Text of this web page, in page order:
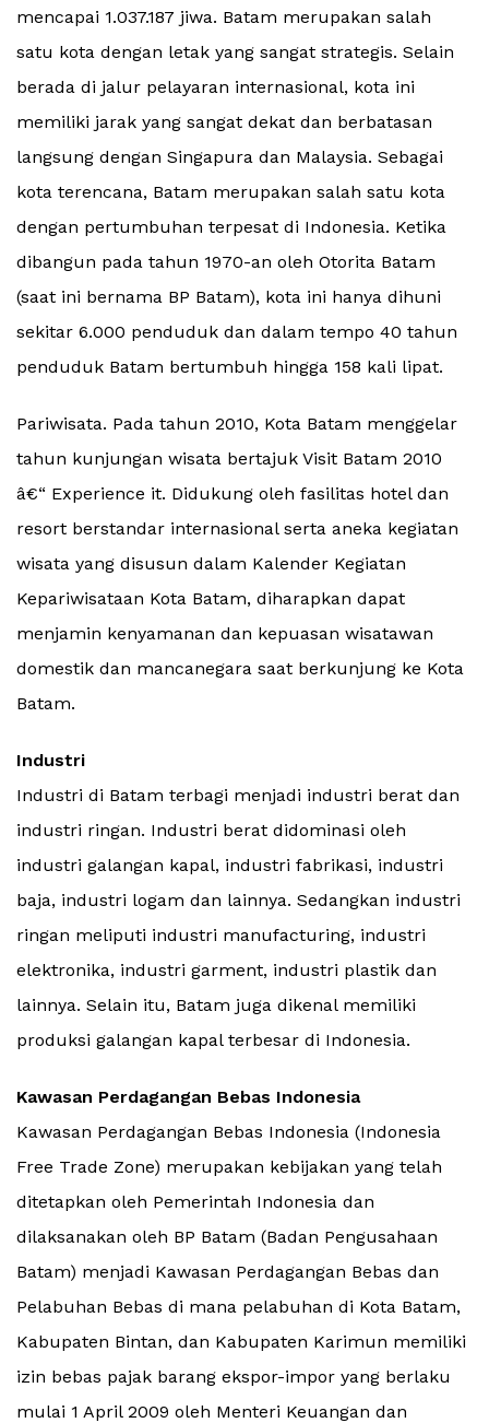
mencapai 1.037.187 jiwa. Batam merupakan salah
satu kota dengan letak yang sangat strategis. Selain
berada di jalur pelayaran internasional, kota ini
memiliki jarak yang sangat dekat dan berbatasan
langsung dengan Singapura dan Malaysia. Sebagai
kota terencana, Batam merupakan salah satu kota
dengan pertumbuhan terpesat di Indonesia. Ketika
dibangun pada tahun 1970-an oleh Otorita Batam
(saat ini bernama BP Batam), kota ini hanya dihuni
sekitar 6.000 penduduk dan dalam tempo 40 tahun
penduduk Batam bertumbuh hingga 158 kali lipat.
Pariwisata. Pada tahun 2010, Kota Batam menggelar
tahun kunjungan wisata bertajuk Visit Batam 2010
â€“ Experience it. Didukung oleh fasilitas hotel dan
resort berstandar internasional serta aneka kegiatan
wisata yang disusun dalam Kalender Kegiatan
Kepariwisataan Kota Batam, diharapkan dapat
menjamin kenyamanan dan kepuasan wisatawan
domestik dan mancanegara saat berkunjung ke Kota
Batam.
Industri
Industri di Batam terbagi menjadi industri berat dan
industri ringan. Industri berat didominasi oleh
industri galangan kapal, industri fabrikasi, industri
baja, industri logam dan lainnya. Sedangkan industri
ringan meliputi industri manufacturing, industri
elektronika, industri garment, industri plastik dan
lainnya. Selain itu, Batam juga dikenal memiliki
produksi galangan kapal terbesar di Indonesia.
Kawasan Perdagangan Bebas Indonesia
Kawasan Perdagangan Bebas Indonesia (Indonesia
Free Trade Zone) merupakan kebijakan yang telah
ditetapkan oleh Pemerintah Indonesia dan
dilaksanakan oleh BP Batam (Badan Pengusahaan
Batam) menjadi Kawasan Perdagangan Bebas dan
Pelabuhan Bebas di mana pelabuhan di Kota Batam,
Kabupaten Bintan, dan Kabupaten Karimun memiliki
izin bebas pajak barang ekspor-impor yang berlaku
mulai 1 April 2009 oleh Menteri Keuangan dan